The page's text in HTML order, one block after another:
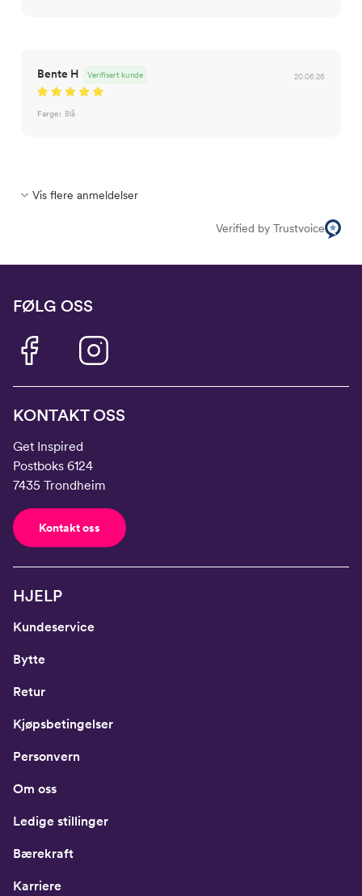
Bente H 20.06.26
Verifisert kunde
Farge: Blå
Vis flere anmeldelser
Verified by Trustvoice
FØLG OSS
KONTAKT OSS
Get Inspired
Postboks 6124
7435 Trondheim
Kontakt oss
HJELP
Kundeservice
Bytte
Retur
Kjøpsbetingelser
Personvern
Om oss
Ledige stillinger
Bærekraft
Karriere